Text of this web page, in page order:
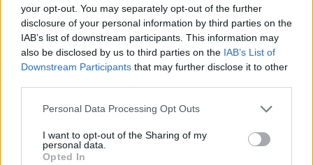
your opt-out. You may separately opt-out of the further
disclosure of your personal information by third parties on the
IAB’s list of downstream participants. This information may
also be disclosed by us to third parties on the IAB’s List of
Downstream Participants that may further disclose it to other
Personal Data Processing Opt Outs
I want to opt-out of the Sharing of my
personal data.
Opted In
Ακολουθήστε το E-Radio.gr στοGoogle News
και μάθετε πρώτοιτα πιο hot νέα.
Ομορφιά,Σχέσεις και φυσικάCelebrities
στο νέο
Pink.gr!